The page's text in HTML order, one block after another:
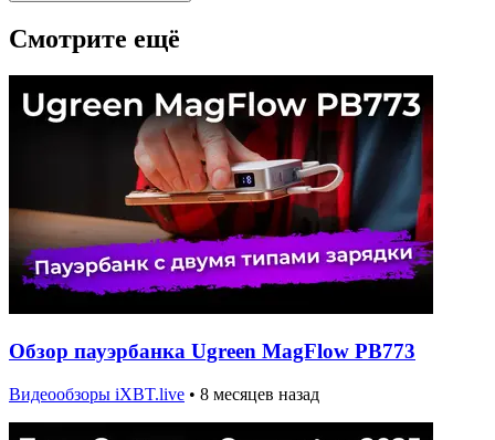
Смотрите ещё
Обзор пауэрбанка Ugreen MagFlow PB773
Видеообзоры iXBT.live • 8 месяцев назад